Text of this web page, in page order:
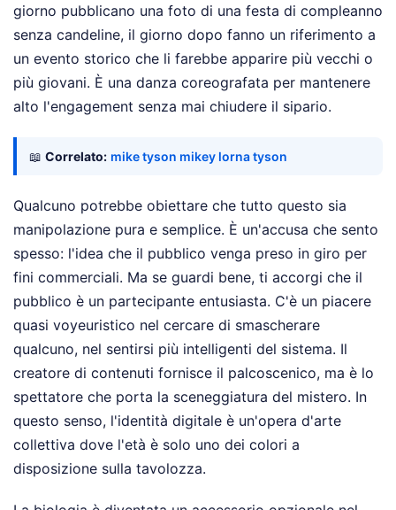
giorno pubblicano una foto di una festa di compleanno
senza candeline, il giorno dopo fanno un riferimento a
un evento storico che li farebbe apparire più vecchi o
più giovani. È una danza coreografata per mantenere
alto l'engagement senza mai chiudere il sipario.
📖 Correlato: mike tyson mikey lorna tyson
Qualcuno potrebbe obiettare che tutto questo sia
manipolazione pura e semplice. È un'accusa che sento
spesso: l'idea che il pubblico venga preso in giro per
fini commerciali. Ma se guardi bene, ti accorgi che il
pubblico è un partecipante entusiasta. C'è un piacere
quasi voyeuristico nel cercare di smascherare
qualcuno, nel sentirsi più intelligenti del sistema. Il
creatore di contenuti fornisce il palcoscenico, ma è lo
spettatore che porta la sceneggiatura del mistero. In
questo senso, l'identità digitale è un'opera d'arte
collettiva dove l'età è solo uno dei colori a
disposizione sulla tavolozza.